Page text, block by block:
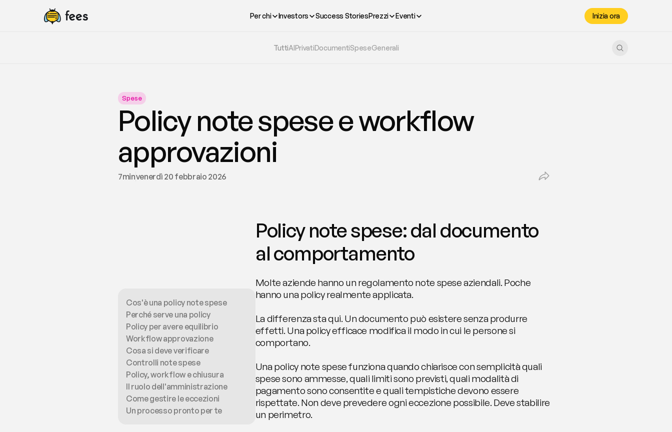
Per chi Investors Success StoriesPrezzi Eventi Inizia ora
TuttiAIPrivatiDocumentiSpeseGenerali
Spese
Policy note spese e workflow
approvazioni
7minvenerdì 20 febbraio 2026
Cos'è una policy note spese
Perché serve una policy
Policy per avere equilibrio
Workflow approvazione
Cosa si deve verificare
Controlli note spese
Policy, workflow e chiusura
Il ruolo dell'amministrazione
Come gestire le eccezioni
Un processo pronto per te
Policy note spese: dal documento
al comportamento
Molte aziende hanno un regolamento note spese aziendali. Poche
hanno una policy realmente applicata.
La differenza sta qui. Un documento può esistere senza produrre
effetti. Una policy efficace modifica il modo in cui le persone si
comportano.
Una policy note spese funziona quando chiarisce con semplicità quali
spese sono ammesse, quali limiti sono previsti, quali modalità di
pagamento sono consentite e quali tempistiche devono essere
rispettate. Non deve prevedere ogni eccezione possibile. Deve stabilire
un perimetro.